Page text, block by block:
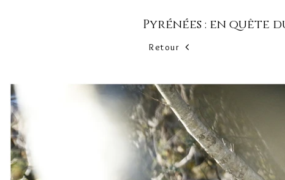
Pyrénées : en
Retour